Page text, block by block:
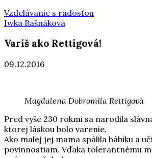
Vzdelávanie s radosťou
Iwka Bašnáková
Varíš ako Rettigová!
09.12.2016
Magdalena Dobromila Rettigová
Pred vyše 230 rokmi sa narodila
ktorej láskou bolo varenie.
Ako malej jej mama spálila bábiku a
povinnostiam. Vďaka tolerantnému